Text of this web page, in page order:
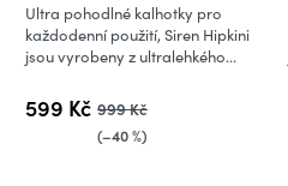
599 Kč 999 Kč
(–40 %)
Ultra pohodlné kalhotky pro
každodenní použití, Siren Hipkini
jsou vyrobeny z ultralehkého...